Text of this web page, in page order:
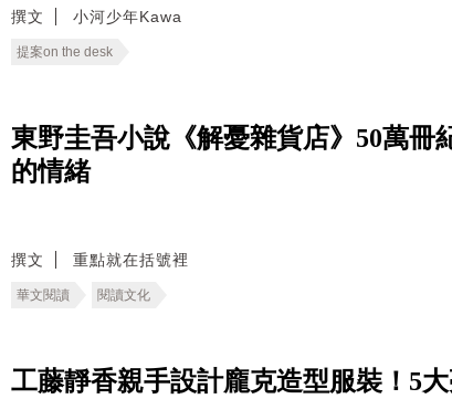
撰文 小河少年Kawa
提案on the desk
東野圭吾小說《解憂雜貨店》50萬
的情緒
撰文 重點就在括號裡
華文閱讀 閱讀文化
工藤靜香親手設計龐克造型服裝！5